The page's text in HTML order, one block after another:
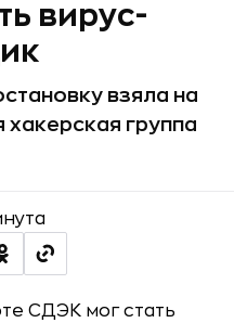
вирус-
взяла на
группа